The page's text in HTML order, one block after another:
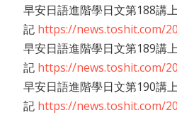
早安日語進階學日文第188講
記 https://news.toshit.com/
早安日語進階學日文第189講
記 https://news.toshit.com/
早安日語進階學日文第190講
記 https://news.toshit.com/